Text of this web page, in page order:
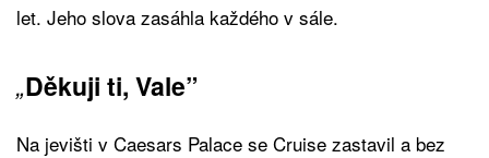
let. Jeho slova zasáhla každého v sále.
„Děkuji ti, Vale”
Na jevišti v Caesars Palace se Cruise zastavil a bez